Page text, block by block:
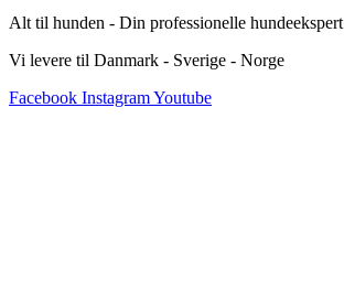
Alt til hunden - Din professionelle hundeekspert
Vi levere til Danmark - Sverige - Norge
Facebook InstagramYoutube